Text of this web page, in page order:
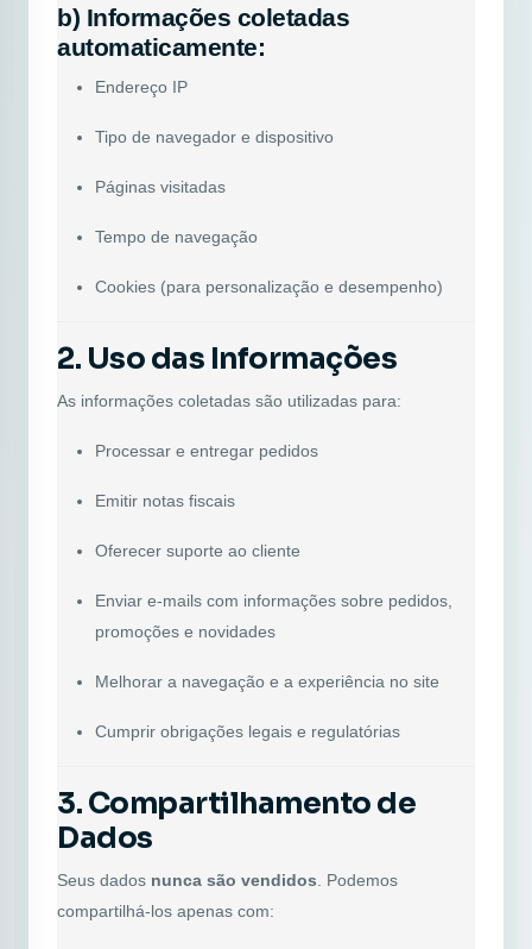
b) Informações coletadas
automaticamente:
Endereço IP
Tipo de navegador e dispositivo
Páginas visitadas
Tempo de navegação
Cookies (para personalização e desempenho)
2. Uso das Informações
As informações coletadas são utilizadas para:
Processar e entregar pedidos
Emitir notas fiscais
Oferecer suporte ao cliente
Enviar e-mails com informações sobre pedidos,
promoções e novidades
Melhorar a navegação e a experiência no site
Cumprir obrigações legais e regulatórias
3. Compartilhamento de
Dados
Seus dados nunca são vendidos . Podemos
compartilhá-los apenas com: